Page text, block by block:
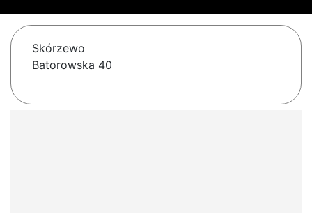
Skórzewo
Batorowska 40